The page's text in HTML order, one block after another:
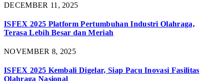
DECEMBER 11, 2025
ISFEX 2025 Platform Pertumbuhan Industri Olahraga,
Terasa Lebih Besar dan Meriah
NOVEMBER 8, 2025
ISFEX 2025 Kembali Digelar, Siap Pacu Inovasi Fasilitas
Olahraga Nasional